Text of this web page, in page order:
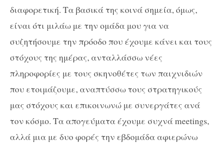
διαφορετική. Τα βασικά της κοινά σημεία, όμως,
είναι ότι μιλάω με την ομάδα μου για να
συζητήσουμε την πρόοδο που έχουμε κάνει και τους
στόχους της ημέρας, ανταλλάσσω νέες
πληροφορίες με τους σκηνοθέτες των παιχνιδιών
που ετοιμάζουμε, αναπτύσσω τους στρατηγικούς
μας στόχους και επικοινωνώ με συνεργάτες ανά
τον κόσμο. Τα απογεύματα έχουμε συχνά meetings,
αλλά μια με δυο φορές την εβδομάδα αφιερώνω